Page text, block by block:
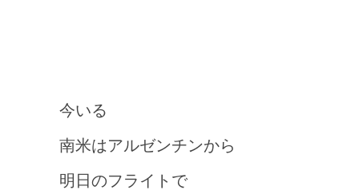
今いる
南米はアルゼンチンから
明日のフライトで